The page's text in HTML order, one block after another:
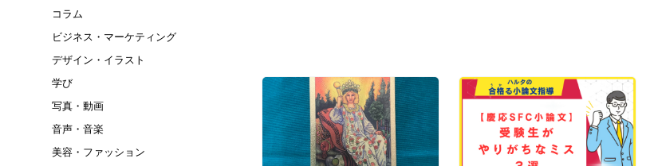
コラム
ビジネス・マーケティング
デザイン・イラスト
学び
写真・動画
音声・音楽
美容・ファッション